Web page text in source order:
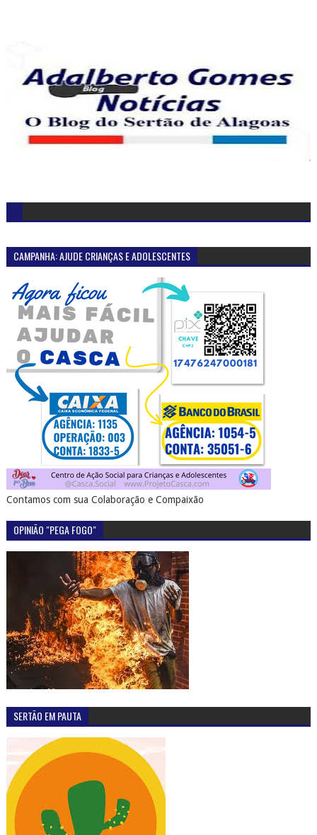
CAMPANHA: AJUDE CRIANÇAS E ADOLESCENTES
Contamos com sua Colaboração e Compaixão
OPINIÃO "PEGA FOGO"
SERTÃO EM PAUTA